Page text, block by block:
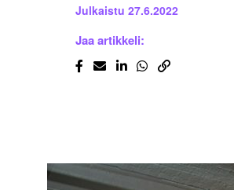
Julkaistu 27.6.2022
Jaa artikkeli: